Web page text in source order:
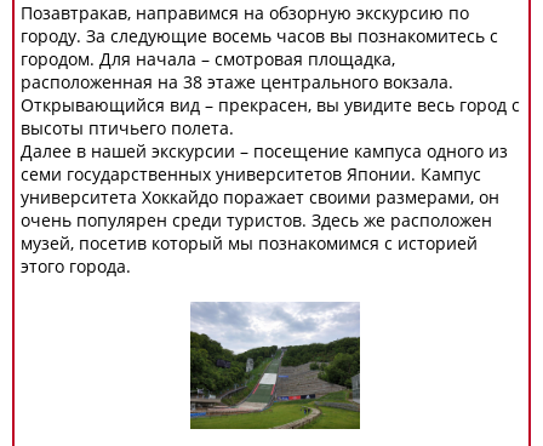
Позавтракав, направимся на обзорную экскурсию по
городу. За следующие восемь часов вы познакомитесь с
городом. Для начала – смотровая площадка,
расположенная на 38 этаже центрального вокзала.
Открывающийся вид – прекрасен, вы увидите весь город с
высоты птичьего полета.
Далее в нашей экскурсии – посещение кампуса одного из
семи государственных университетов Японии. Кампус
университета Хоккайдо поражает своими размерами, он
очень популярен среди туристов. Здесь же расположен
музей, посетив который мы познакомимся с историей
этого города.